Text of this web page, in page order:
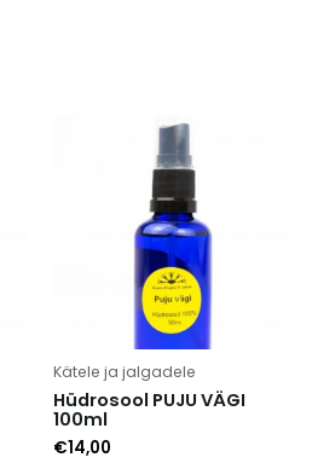
Kätele ja jalgadele
Hüdrosool PUJU VÄGI
100ml
€14,00